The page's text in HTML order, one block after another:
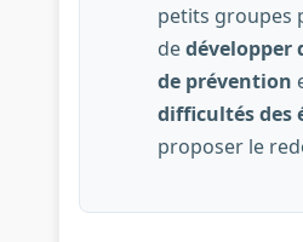
petits groupes
dedévelopper
de prévention
difficultés des
proposer le